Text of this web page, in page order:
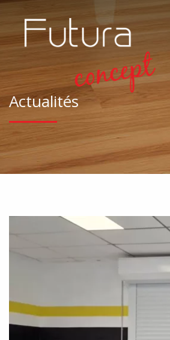
Actualités